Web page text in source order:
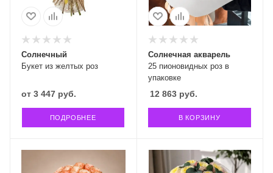
Букет из желтых роз
Солнечный
от 3 447 руб.
ПОДРОБНЕЕ
25 пионовидных роз в
упаковке
Солнечная акварель
12 863руб.
В КОРЗИНУ